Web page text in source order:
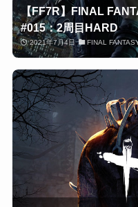
【FF7R】FINAL
#015：2周目HARD
2021年7月4日 FINAL